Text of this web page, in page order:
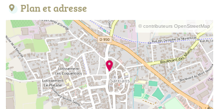
Plan et adresse
© contributeurs OpenStreetMap